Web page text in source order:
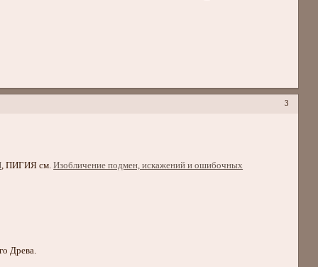
3
, ПИГИЯ см.Изобличение подмен, искажений и ошибочных
Древа.